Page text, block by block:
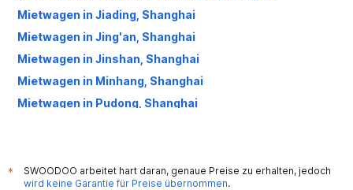
Mietwagen in Jiading, Shanghai
Mietwagen in Jing'an, Shanghai
Mietwagen in Jinshan, Shanghai
Mietwagen in Minhang, Shanghai
Mietwagen in Pudong, Shanghai
Mietwagen in Wujiaochang, Shanghai
*
SWOODOO arbeitet hart daran, genaue Preise zu erhalten, jedoch
wird keine Garantie für Preise übernommen.